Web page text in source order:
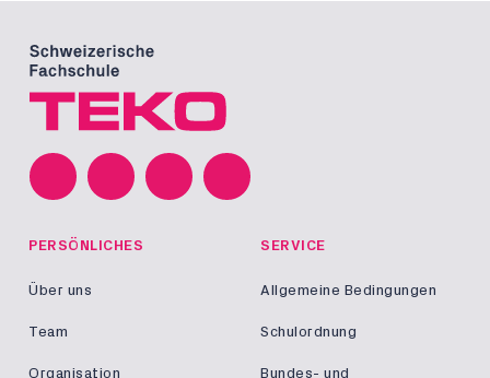
PERSÖNLICHES
Über uns
Team
Organisation
SERVICE
Allgemeine Bedingungen
Schulordnung
Bundes- und